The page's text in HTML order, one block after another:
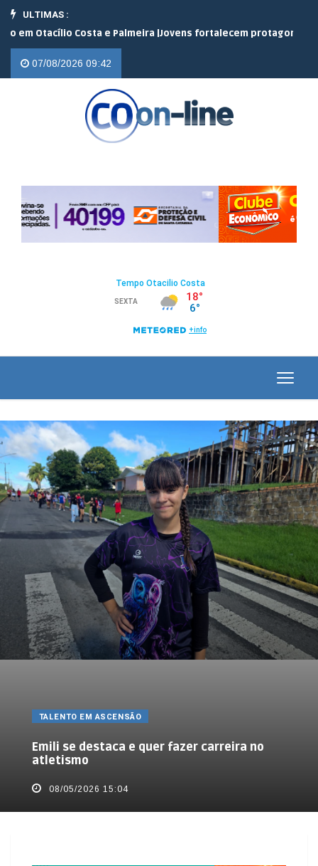
ULTIMAS :
Costa e Palmeira | Jovens fortalecem protagonismo no
07/08/2026 09:42
TALENTO EM ASCENSÃO
Emili se destaca e quer fazer carreira no
atletismo
08/05/2026 15:04